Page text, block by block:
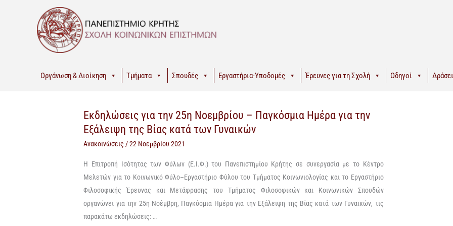
Οργάνωση & Διοίκηση Τμήματα Σπουδές Εργαστήρια-Υποδομές Έρευνες για τη Σχολή Οδηγοί
Εκδηλώσεις για την 25η Νοεμβρίου – Παγκόσμια Ημέρα για την
Εξάλειψη της Βίας κατά των Γυναικών
Ανακοινώσεις /22 Νοεμβρίου 2021
Η Επιτροπή Ισότητας των Φύλων (Ε.Ι.Φ.) του Πανεπιστημίου Κρήτηςσε συνεργασία με το Κέντρο
Μελετών για το Κοινωνικό Φύλο–Εργαστήριο Φύλου του Τμήματος Κοινωνιολογίας καιτο Εργαστήριο
Φιλοσοφικής Έρευνας και Μετάφρασης του Τμήματος Φιλοσοφικών και Κοινωνικών Σπουδών
οργανώνει για την 25η Νοέμβρη, Παγκόσμια Ημέραγια την Εξάλειψη της Βίας κατά των Γυναικών, τις
παρακάτωεκδηλώσεις: …
Εκδηλώσεις
για
την
Νοεμβρίου
–
Παγκόσμια
Ημέρα
για
Εκδηλώσεις
για
την
Νοεμβρίου
–
Παγκόσμια
Ημέρα
για